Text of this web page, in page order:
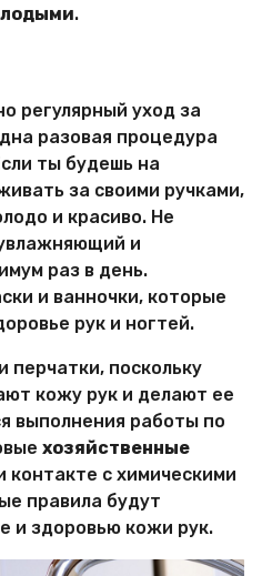
.
регулярный уход за
разовая процедура
ты будешь на
за своими ручками,
и красиво. Не
и
раз в день.
и ванночки, которые
рук и ногтей.
перчатки, поскольку
кожу рук и делают ее
выполнения работы по
хозяйственные
контакте с химическими
правила будут
и здоровью кожи рук.